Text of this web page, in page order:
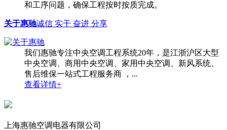
和工序问题，确保工程按时按质完成。
关于惠驰诚信 实干 奋进 分享
我们惠驰专注中央空调工程系统20年，是江浙沪区大型
中央空调、商用中央空调、家用中央空调、新风系统、
售后维保一站式工程服务商 ，...
查看详情+
上海惠驰空调电器有限公司